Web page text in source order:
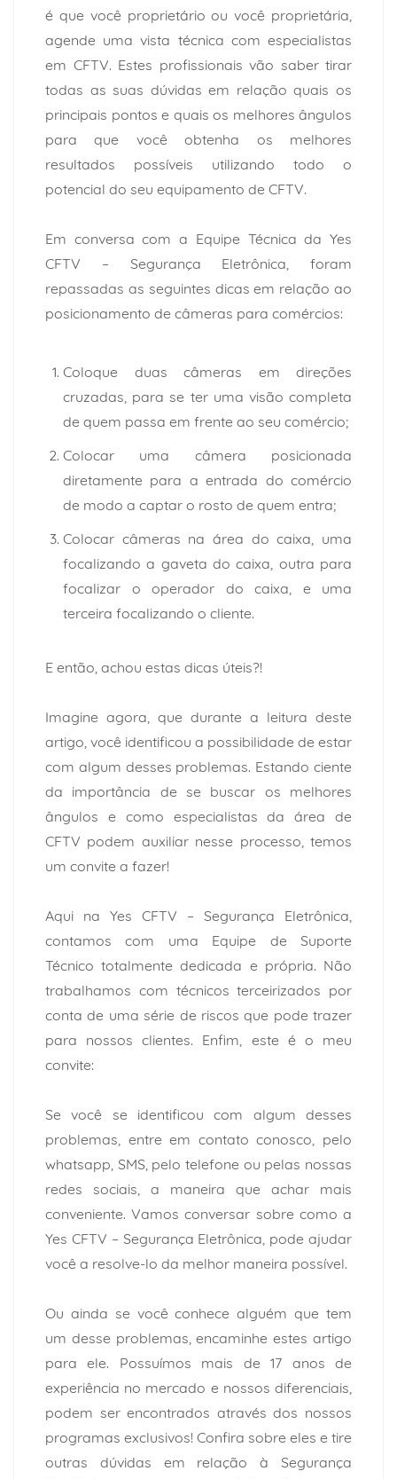
é que você proprietário ou você proprietária,
agende uma vista técnica com especialistas
em CFTV. Estes profissionais vão saber tirar
todas as suas dúvidas em relação quais os
principais pontos e quais os melhores ângulos
para que você obtenha os melhores
resultados possíveis utilizando todo o
potencial do seu equipamento de CFTV.
Em conversa com a Equipe Técnica da Yes
CFTV – Segurança Eletrônica, foram
repassadas as seguintes dicas em relação ao
posicionamento de câmeras para comércios:
Coloque duas câmeras em direções
cruzadas, para se ter uma visão completa
de quem passa em frente ao seu comércio;
Colocar uma câmera posicionada
diretamente para a entrada do comércio
de modo a captar o rosto de quem entra;
Colocar câmeras na área do caixa, uma
focalizando a gaveta do caixa, outra para
focalizar o operador do caixa, e uma
terceira focalizando o cliente.
E então, achou estas dicas úteis?!
Imagine agora, que durante a leitura deste
artigo, você identificou a possibilidade de estar
com algum desses problemas. Estando ciente
da importância de se buscar os melhores
ângulos e como especialistas da área de
CFTV podem auxiliar nesse processo, temos
um convite a fazer!
Aqui na Yes CFTV – Segurança Eletrônica,
contamos com uma Equipe de Suporte
Técnico totalmente dedicada e própria. Não
trabalhamos com técnicos terceirizados por
conta de uma série de riscos que pode trazer
para nossos clientes. Enfim, este é o meu
convite:
Se você se identificou com algum desses
problemas, entre em contato conosco, pelo
whatsapp, SMS, pelo telefone ou pelas nossas
redes sociais, a maneira que achar mais
conveniente. Vamos conversar sobre como a
Yes CFTV – Segurança Eletrônica, pode ajudar
você a resolve-lo da melhor maneira possível.
Ou ainda se você conhece alguém que tem
um desse problemas, encaminhe estes artigo
para ele. Possuímos mais de 17 anos de
experiência no mercado e nossos diferenciais,
podem ser encontrados através dos nossos
programas exclusivos! Confira sobre eles e tire
outras dúvidas em relação à Segurança